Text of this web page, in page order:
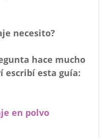
necesito?
hace mucho
escribí esta guía:
en polvo